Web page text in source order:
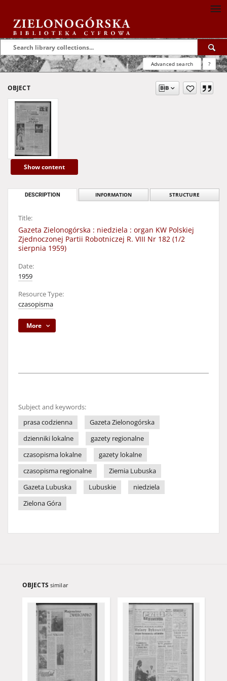
Advanced search ?
OBJECT
Show content
DESCRIPTION INFORMATION STRUCTURE
Title:
Gazeta Zielonogórska : niedziela : organ KW Polskiej
Zjednoczonej Partii Robotniczej R. VIII Nr 182 (1/2
sierpnia 1959)
Date:
1959
Resource Type:
czasopisma
More
Subject and keywords:
prasa codzienna
Gazeta Zielonogórska
dzienniki lokalne
gazety regionalne
czasopisma lokalne
gazety lokalne
czasopisma regionalne
Ziemia Lubuska
Gazeta Lubuska
Lubuskie
niedziela
Zielona Góra
OBJECTS similar